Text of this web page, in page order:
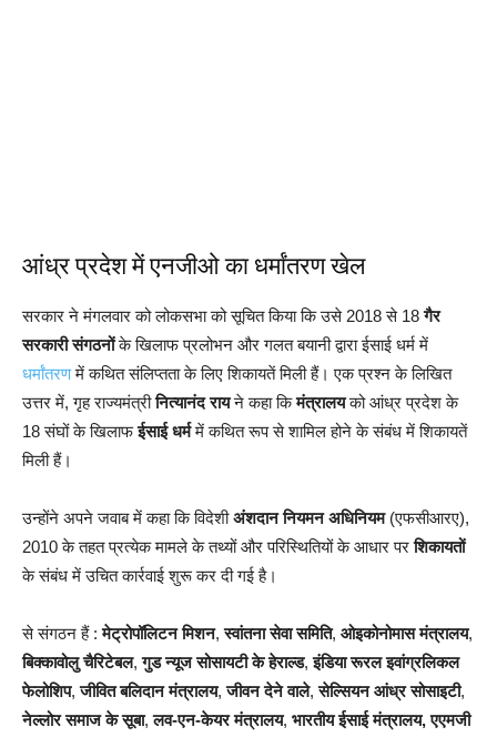
आंध्र प्रदेश में एनजीओ का धर्मांतरण खेल
सरकार ने मंगलवार को लोकसभा को सूचित किया कि उसे 2018 से 18गैर
सरकारी संगठनोंके खिलाफ प्रलोभन और गलत बयानी द्वारा ईसाई धर्म में
धर्मांतरणमें कथित संलिप्तता के लिए शिकायतें मिली हैं। एक प्रश्न के लिखित
उत्तर में, गृह राज्यमंत्रीनित्यानंद रायने कहा किमंत्रालयको आंध्र प्रदेश के
18 संघों के खिलाफईसाई धर्ममें कथित रूप से शामिल होने के संबंध में शिकायतें
मिली हैं।
उन्होंने अपने जवाब में कहा कि विदेशीअंशदान नियमन अधिनियम(एफसीआरए),
2010 के तहत प्रत्येक मामले के तथ्यों और परिस्थितियों के आधार परशिकायतों
के संबंध में उचित कार्रवाई शुरू कर दी गई है।
से संगठन हैं :मेट्रोपॉलिटन मिशन,स्वांतना सेवा समिति, ओइकोनोमास मंत्रालय,
बिक्कावोलु चैरिटेबल,गुड न्यूज सोसायटी के हेराल्ड,इंडिया रूरल इवांग्रलिकल
फेलोशिप,जीवित बलिदान मंत्रालय,जीवन देने वाले,सेल्सियन आंध्र सोसाइटी,
नेल्लोर समाज के सूबा,लव-एन-केयर मंत्रालय, भारतीय ईसाई मंत्रालय, एएमजी